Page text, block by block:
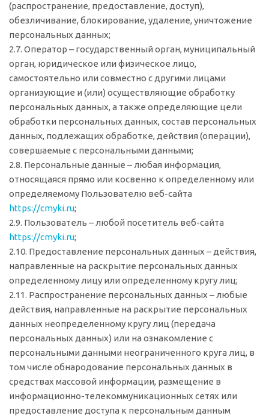
(распространение, предоставление, доступ),
обезличивание, блокирование, удаление, уничтожение
персональных данных;
2.7. Оператор – государственный орган, муниципальный
орган, юридическое или физическое лицо,
самостоятельно или совместно с другими лицами
организующие и (или) осуществляющие обработку
персональных данных, а также определяющие цели
обработки персональных данных, состав персональных
данных, подлежащих обработке, действия (операции),
совершаемые с персональными данными;
2.8. Персональные данные – любая информация,
относящаяся прямо или косвенно к определенному или
определяемому Пользователю веб-сайта
https://cmyki.ru;
2.9. Пользователь – любой посетитель веб-сайта
https://cmyki.ru;
2.10. Предоставление персональных данных – действия,
направленные на раскрытие персональных данных
определенному лицу или определенному кругу лиц;
2.11. Распространение персональных данных – любые
действия, направленные на раскрытие персональных
данных неопределенному кругу лиц (передача
персональных данных) или на ознакомление с
персональными данными неограниченного круга лиц, в
том числе обнародование персональных данных в
средствах массовой информации, размещение в
информационно-телекоммуникационных сетях или
предоставление доступа к персональным данным